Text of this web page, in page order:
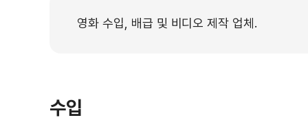
영화 수입, 배급 및 비디오 제작 업체.
수입